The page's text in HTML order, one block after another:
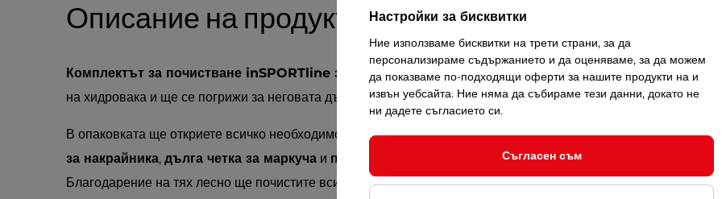
Описание на продукта
Комплектът за почистване inSPORTline за воден хидровак ще улесни поддръжката
на хидровака и ще се погрижи за неговата дълга употреба.
В опаковката ще откриете всичко необходимо – четка за резервоара,специална четка
за накрайника, дълга четка за маркуча и практична закачалка за сушене.
Благодарение на тях лесно ще почистите всички части на хидровака, включително тези,
Любими
Настройки за бисквитки
Ние използваме бисквитки на трети страни, за да
персонализираме съдържанието и да оценяваме, за да можем
да показваме по-подходящи оферти за нашите продукти на и
извън уебсайта. Ние няма да събираме тези данни, докато не
ни дадете съгласието си.
Съгласен съм